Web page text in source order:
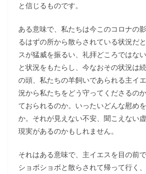
と信じるものです。
ある意味で、私たちは今このコロナの
るはずの所から散らされている状況だ
スが猛威を振るい、礼拝どころではな
と状況をもたらし、今なおその状況は
の頭、私たちの羊飼いであられる主イ
況から私たちをどう守ってくださるの
ておられるのか。いったいどんな慰め
か。それが見えない不安、聞こえない
現実があるのかもしれません。
それはある意味で、主イエスを目の前
ショボショボと散らされて帰って行く